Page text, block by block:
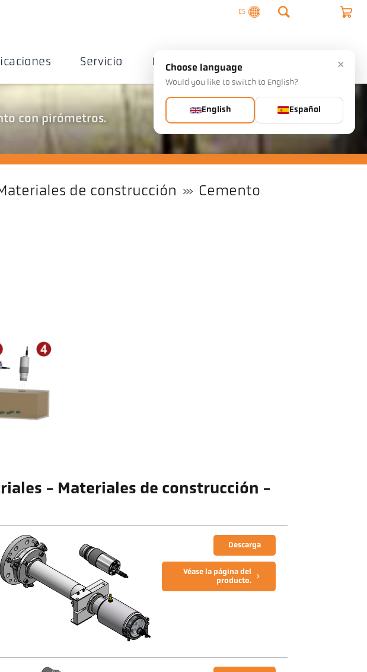
ES
Servicio Empresa Contactos
con pirómetros.
de construcción Cemento
- Materiales de construcción -
Descarga
Véase la página del
producto.
×
Choose language
Would you like to switch to English?
English Español